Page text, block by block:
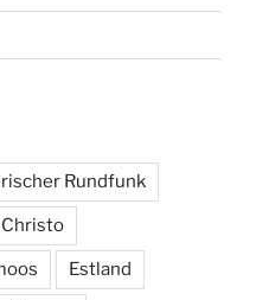
Rundfunk
Christo
Estland